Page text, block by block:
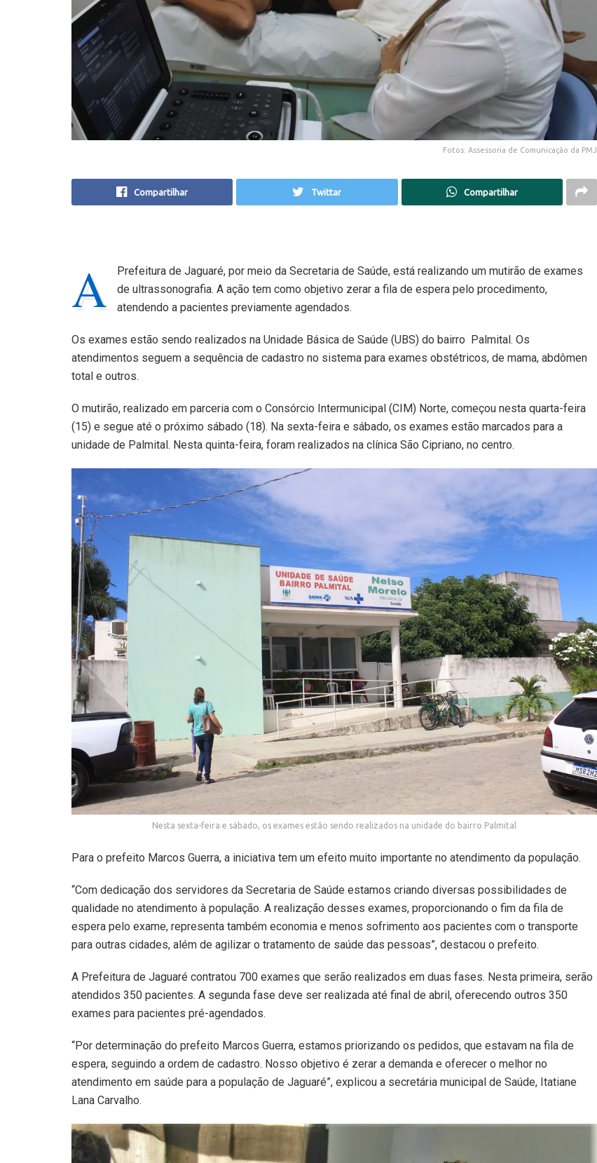
Fotos: Assessoria de Comunicação da PMJ
Compartilhar Twittar Compartilhar
A
Prefeitura de Jaguaré, por meio da Secretaria de Saúde, está realizando um mutirão de exames
de ultrassonografia. A ação tem como objetivo zerar a fila de espera pelo procedimento,
atendendo a pacientes previamente agendados.
Os exames estão sendo realizados na Unidade Básica de Saúde (UBS) do bairro Palmital. Os
atendimentos seguem a sequência de cadastro no sistema para exames obstétricos, de mama, abdômen
total e outros.
O mutirão, realizado em parceria com o Consórcio Intermunicipal (CIM) Norte, começou nesta quarta-feira
(15) e segue até o próximo sábado (18). Na sexta-feira e sábado, os exames estão marcados para a
unidade de Palmital. Nesta quinta-feira, foram realizados na clínica São Cipriano, no centro.
Nesta sexta-feira e sábado, os exames estão sendo realizados na unidade do bairro Palmital
Para o prefeito Marcos Guerra, a iniciativa tem um efeito muito importante no atendimento da população.
“Com dedicação dos servidores da Secretaria de Saúde estamos criando diversas possibilidades de
qualidade no atendimento à população. A realização desses exames, proporcionando o fim da fila de
espera pelo exame, representa também economia e menos sofrimento aos pacientes com o transporte
para outras cidades, além de agilizar o tratamento de saúde das pessoas”, destacou o prefeito.
A Prefeitura de Jaguaré contratou 700 exames que serão realizados em duas fases. Nesta primeira, serão
atendidos 350 pacientes. A segunda fase deve ser realizada até final de abril, oferecendo outros 350
exames para pacientes pré-agendados.
“Por determinação do prefeito Marcos Guerra, estamos priorizando os pedidos, que estavam na fila de
espera, seguindo a ordem de cadastro. Nosso objetivo é zerar a demanda e oferecer o melhor no
atendimento em saúde para a população de Jaguaré”, explicou a secretária municipal de Saúde, Itatiane
Lana Carvalho.